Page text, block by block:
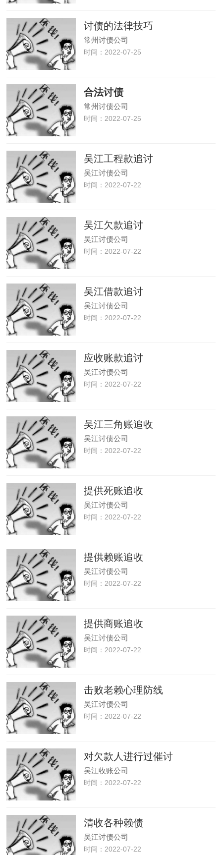
讨债的法律技巧
常州讨债公司
时间：2022-07-25
合法讨债
常州讨债公司
时间：2022-07-25
吴江工程款追讨
吴江讨债公司
时间：2022-07-22
吴江欠款追讨
吴江讨债公司
时间：2022-07-22
吴江借款追讨
吴江讨债公司
时间：2022-07-22
应收账款追讨
吴江讨债公司
时间：2022-07-22
吴江三角账追收
吴江讨债公司
时间：2022-07-22
提供死账追收
吴江讨债公司
时间：2022-07-22
提供赖账追收
吴江讨债公司
时间：2022-07-22
提供商账追收
吴江讨债公司
时间：2022-07-22
击败老赖心理防线
吴江讨债公司
时间：2022-07-22
对欠款人进行过催讨
吴江收账公司
时间：2022-07-22
清收各种赖债
吴江讨债公司
时间：2022-07-22